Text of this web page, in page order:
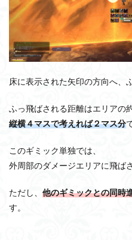
床に表示された矢印の方向へ、
ふっ飛ばされる距離はエリアの
縦横４マスで考えれば２マス分
このギミック単独では、
外周部のダメージエリアに飛ば
ただし、 他のギミックとの同時
す。